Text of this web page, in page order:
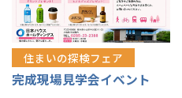
住まいの探検フェア
完成現場見学会イベント